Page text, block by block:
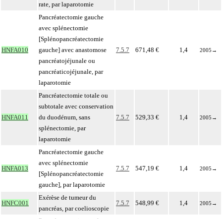
rate, par laparotomie
HNFA010
Pancréatectomie gauche
avec splénectomie
[Splénopancréatectomie
gauche] avec anastomose
pancréatojéjunale ou
pancréaticojéjunale, par
laparotomie
7.5.7 671,48 € 1,4 2005 →
HNFA011
Pancréatectomie totale ou
subtotale avec conservation
du duodénum, sans
splénectomie, par
laparotomie
7.5.7 529,33 € 1,4 2005 →
HNFA013
Pancréatectomie gauche
avec splénectomie
[Splénopancréatectomie
gauche], par laparotomie
7.5.7 547,19 € 1,4 2005 →
HNFC001
Exérèse de tumeur du
pancréas, par coelioscopie
7.5.7 548,99 € 1,4 2005 →